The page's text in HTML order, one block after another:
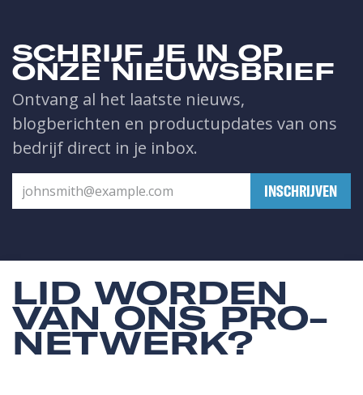
SCHRIJF JE IN OP
ONZE NIEUWSBRIEF
Ontvang al het laatste nieuws,
blogberichten en productupdates van ons
bedrijf direct in je inbox.
​INSCHRIJVEN
LID WORDEN
VAN ONS PRO-
NETWERK?